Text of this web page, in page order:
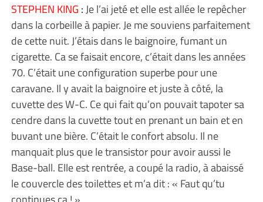
STEPHEN KING :Je l’ai jeté et elle est allée le repêcher
dans la corbeille à papier. Je me souviens parfaitement
de cette nuit. J’étais dans le baignoire, fumant un
cigarette. Ca se faisait encore, c’était dans les années
70. C’était une configuration superbe pour une
caravane. Il y avait la baignoire et juste à côté, la
cuvette des W-C. Ce qui fait qu’on pouvait tapoter sa
cendre dans la cuvette tout en prenant un bain et en
buvant une bière. C’était le confort absolu. Il ne
manquait plus que le transistor pour avoir aussi le
Base-ball. Elle est rentrée, a coupé la radio, à abaissé
le couvercle des toilettes et m’a dit : « Faut qu’tu